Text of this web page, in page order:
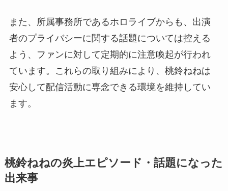
また、所属事務所であるホロライブからも、出演
者のプライバシーに関する話題については控える
よう、ファンに対して定期的に注意喚起が行われ
ています。これらの取り組みにより、桃鈴ねねは
安心して配信活動に専念できる環境を維持してい
ます。
桃鈴ねねの炎上エピソード・話題になった
出来事